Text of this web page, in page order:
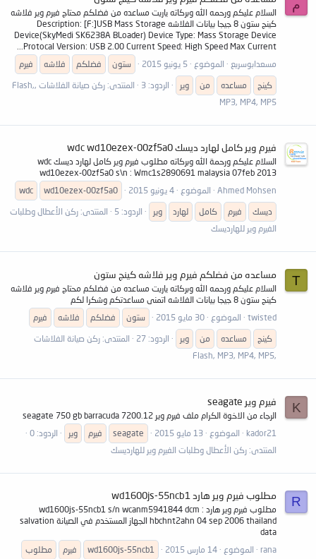
م
السلام عليكم ورحمه الله وبركاته ياريت مساعده من فضلكم محتاج فيرم وير فلاشه
كينج ستون 8 جيجا بيانات الفلاشه Description: [F:]USB Mass Storage
Device(SkyMedi SK6238A BLoader) Device Type: Mass Storage Device
Protocal Version: USB 2.00 Current Speed: High Speed Max Current...
مسعدابوسريع
الموضوع 5 يونيو 2015 ستون فضلكم فلاشه
فيرم
كينج
مساعده من وير الردود: 3 المنتدى:
ركن صيانة الفلاشات ,Flash,
MP3, MP4, MP5
فيرم وير كامل لهارد ديسك wdc wd10ezex-00zf5a0
السلام عليكم ورحمة الله وبركاته مطلوب فيرم وير كامل لهارد ديسك wdc
wd10ezex-00zf5a0 s\n : Wmc1s2890691 malaysia 07feb 2013
Ahmed Mohsen
الموضوع 4 يونيو 2015 wd10ezex-00zf5a0
wdc
ديسك
فيرم كامل لهارد وير الردود: 5 المنتدى: ركن الأعطال وطلبات
الفيرم وير للهارديسك
T مساعده من فضلكم فيرم وير فلاشه كينج ستون
السلام عليكم ورحمه الله وبركاته ياريت مساعده من فضلكم محتاج فيرم وير فلاشه
كينج ستون 8 جيجا بيانات الفلاشه اتمنى مساعدتكم وشكرا لكم
twisted
الموضوع 30 مايو 2015 ستون فضلكم فلاشه
فيرم
كينج
مساعده من وير الردود: 27 المنتدى: ركن صيانة الفلاشات
,Flash, MP3, MP4, MP5
K فيرم وير seagate
الرجاء من الاخوة الكرام ملف فيرم وير seagate 750 gb barracuda 7200.12
kador21
الموضوع 13 مايو 2015 seagate فيرم وير
الردود: 0
المنتدى: ركن الأعطال وطلبات الفيرم وير للهارديسك
R مطلوب فيرم وير هارد wd1600js-55ncb1
مطلوب فيرم وير هارد wd1600js-55ncb1 s/n wcanm5941844 dcm :
hbchnt2ahn 04 sep 2006 thailand الجهاز المستخدم في الصيانة salvation
data
rana
الموضوع 14 مارس 2015 wd1600js-55ncb1 فيرم
مطلوب